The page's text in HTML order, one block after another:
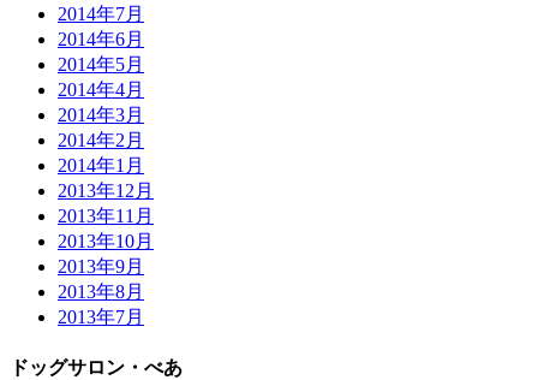
2014年7月
2014年6月
2014年5月
2014年4月
2014年3月
2014年2月
2014年1月
2013年12月
2013年11月
2013年10月
2013年9月
2013年8月
2013年7月
ドッグサロン・べあ